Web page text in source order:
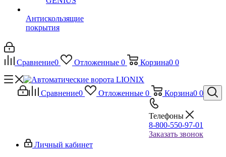
Антискользящие
покрытия
Сравнение0 Отложенные 0 Корзина0 0
Сравнение0 Отложенные 0 Корзина0 0
Телефоны
8-800-550-97-01
Заказать звонок
Личный кабинет